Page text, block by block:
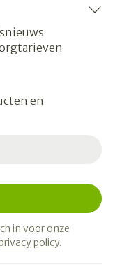
en
in voor onze
policy.